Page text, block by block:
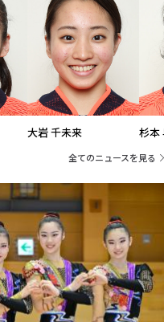
大岩 千未来
全てのニュースを見る